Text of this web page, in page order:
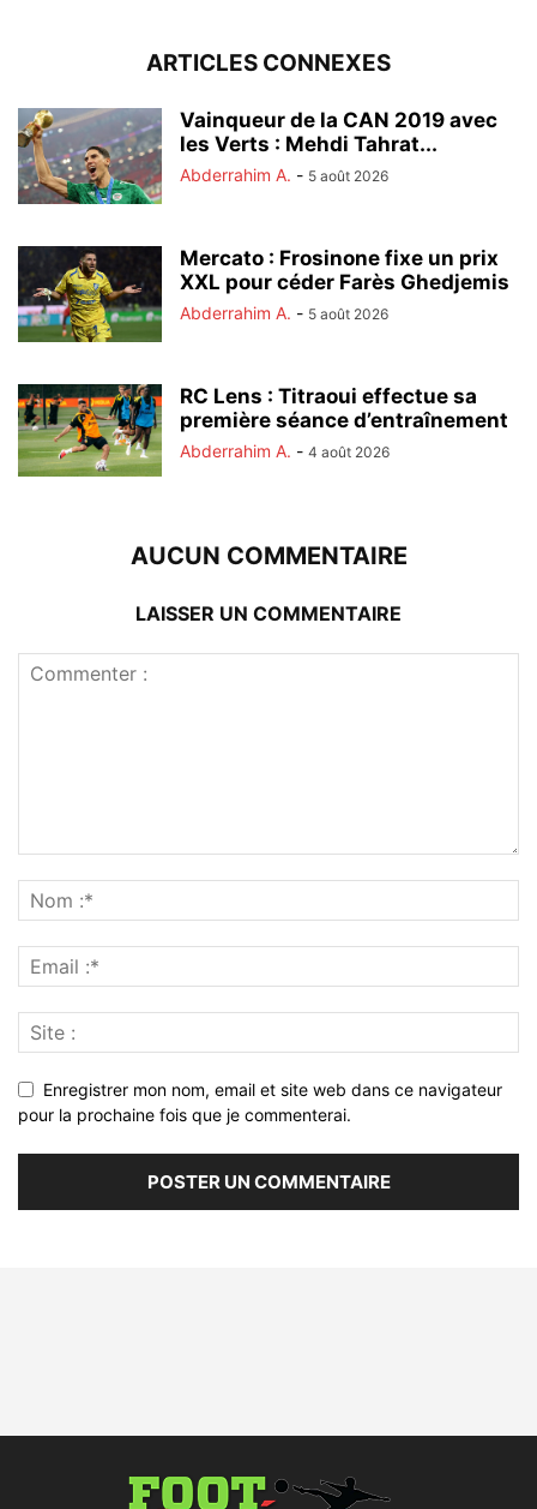
ARTICLES CONNEXES
Vainqueur de la CAN 2019 avec
les Verts : Mehdi Tahrat...
Abderrahim A. - 5 août 2026
Mercato : Frosinone fixe un prix
XXL pour céder Farès Ghedjemis
Abderrahim A. - 5 août 2026
RC Lens : Titraoui effectue sa
première séance d’entraînement
Abderrahim A. - 4 août 2026
AUCUN COMMENTAIRE
LAISSER UN COMMENTAIRE
Enregistrer mon nom, email et site web dans ce navigateur
pour la prochaine fois que je commenterai.